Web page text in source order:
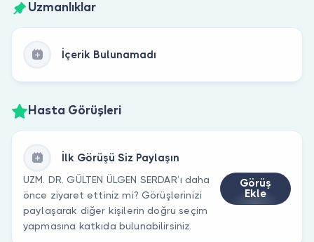
Uzmanlıklar
İçerik Bulunamadı
Hasta Görüşleri
İlk Görüşü Siz Paylaşın
UZM. DR. GÜLTEN ÜLGEN SERDAR’ı daha
önce ziyaret ettiniz mi? Görüşlerinizi
paylaşarak diğer kişilerin doğru seçim
yapmasına katkıda bulunabilirsiniz.
Görüş
Ekle